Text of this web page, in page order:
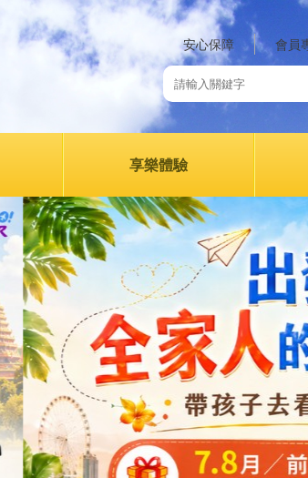
安心保障 會員
享樂體驗